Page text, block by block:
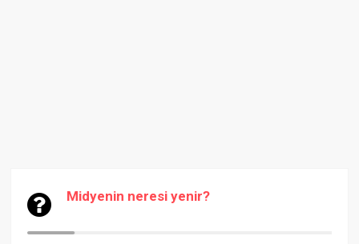
Midyenin neresi yenir?